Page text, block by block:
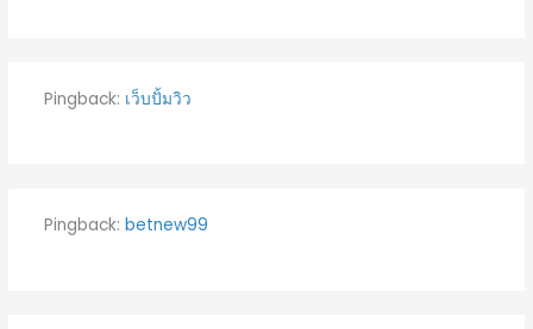
Pingback: เว็บปั้มวิว
Pingback: betnew99